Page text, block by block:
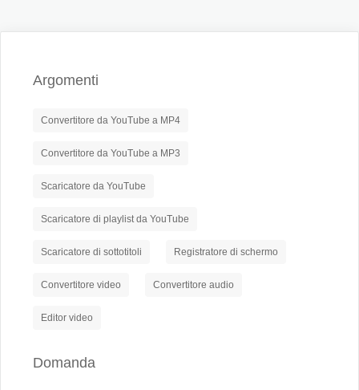
Argomenti
Convertitore da YouTube a MP4
Convertitore da YouTube a MP3
Scaricatore da YouTube
Scaricatore di playlist da YouTube
Scaricatore di sottotitoli Registratore di schermo
Convertitore video Convertitore audio
Editor video
Domanda